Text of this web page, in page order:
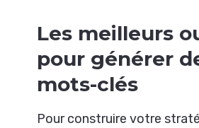
Les meilleurs
pour générer
mots-clés
Pour construire votre